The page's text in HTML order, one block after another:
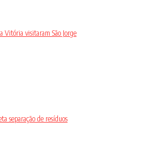
Vitória visitaram São Jorge
separação de resíduos